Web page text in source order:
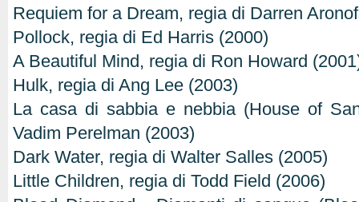
Requiem for a Dream, regia di Darren
Pollock, regia di Ed Harris (2000)
A Beautiful Mind, regia di Ron Howard
Hulk, regia di Ang Lee (2003)
La casa di sabbia e nebbia (House of
Vadim Perelman (2003)
Dark Water, regia di Walter Salles (2005)
Little Children, regia di Todd Field (2006)